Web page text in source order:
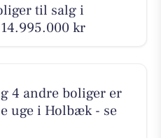
til salg i
kr
4 andre boliger er
uge i Holbæk - se